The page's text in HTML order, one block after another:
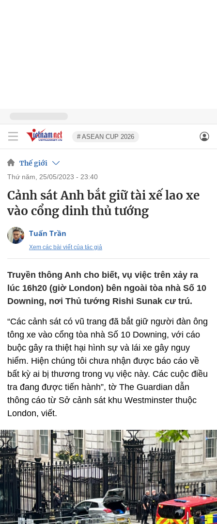
# ASEAN CUP 2026
Thế giới
thứ năm, 25/05/2023 - 23:40
Cảnh sát Anh bắt giữ tài xế lao xe
vào cổng dinh thủ tướng
Tuấn Trần
Xem các bài viết của tác giả
Truyền thông Anh cho biết, vụ việc trên xảy ra
lúc 16h20 (giờ London) bên ngoài tòa nhà Số 10
Downing, nơi Thủ tướng Rishi Sunak cư trú.
“Các cảnh sát có vũ trang đã bắt giữ người đàn ông
tông xe vào cổng tòa nhà Số 10 Downing, với cáo
buộc gây ra thiệt hại hình sự và lái xe gây nguy
hiểm. Hiện chúng tôi chưa nhận được báo cáo về
bất kỳ ai bị thương trong vụ việc này. Các cuộc điều
tra đang được tiến hành”, tờ The Guardian dẫn
thông cáo từ Sở cảnh sát khu Westminster thuộc
London, viết.